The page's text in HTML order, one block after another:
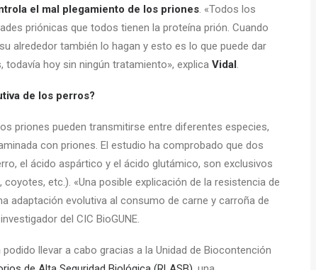
el mal plegamiento de los priones. «Todos los
priónicas que todos tienen la proteína prión. Cuando
alrededor también lo hagan y esto es lo que puede dar
hoy sin ningún tratamiento», explica Vidal.
de los perros?
priones pueden transmitirse entre diferentes especies,
con priones. El estudio ha comprobado que dos
el ácido aspártico y el ácido glutámico, son exclusivos
etc.). «Una posible explicación de la resistencia de
adaptación evolutiva al consumo de carne y carroña de
del CIC BioGUNE.
llevar a cabo gracias a la Unidad de Biocontención